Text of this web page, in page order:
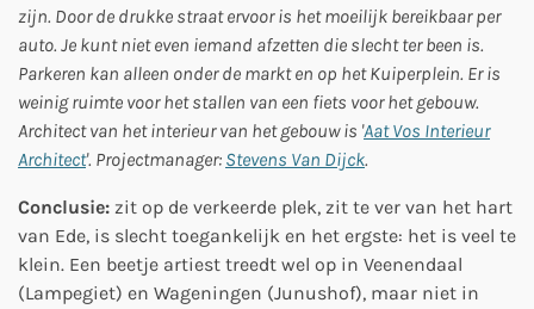
zijn. Door de drukke straat ervoor is het moeilijk bereikbaar per
auto. Je kunt niet even iemand afzetten die slecht ter been is.
Parkeren kan alleen onder de markt en op het Kuiperplein. Er is
weinig ruimte voor het stallen van een fiets voor het gebouw.
Architect van het interieur van het gebouw is 'Aat Vos Interieur
Architect'. Projectmanager: Stevens Van Dijck.
Conclusie: zit op de verkeerde plek, zit te ver van het hart
van Ede, is slecht toegankelijk en het ergste: het is veel te
klein. Een beetje artiest treedt wel op in Veenendaal
(Lampegiet) en Wageningen (Junushof), maar niet in